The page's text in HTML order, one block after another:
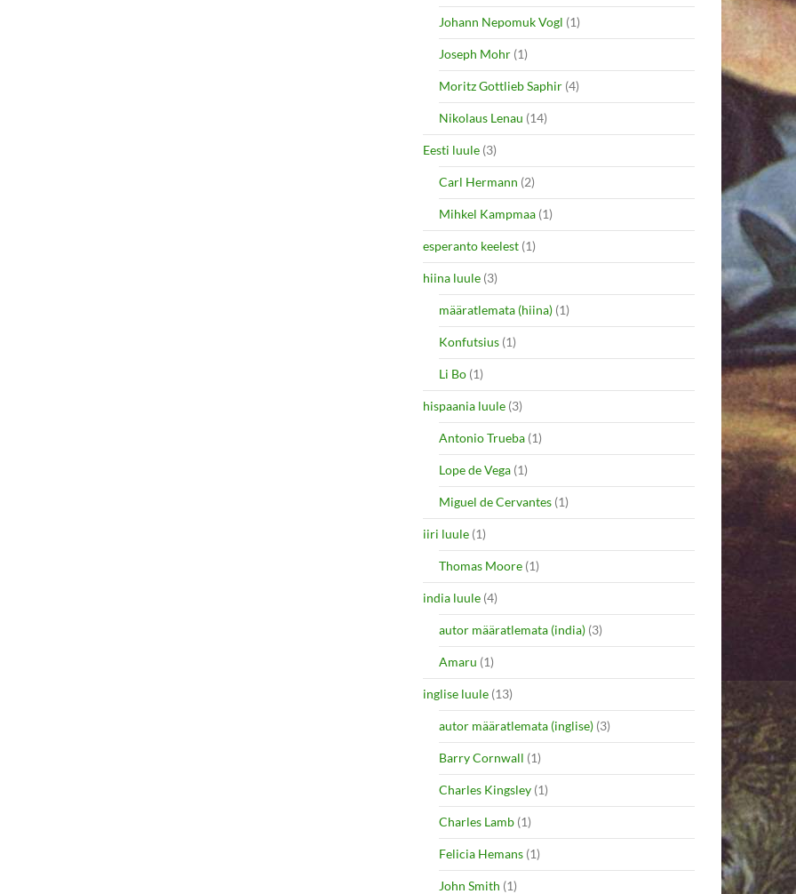
Johann Nepomuk Vogl (1)
Joseph Mohr (1)
Moritz Gottlieb Saphir (4)
Nikolaus Lenau (14)
Eesti luule (3)
Carl Hermann (2)
Mihkel Kampmaa (1)
esperanto keelest (1)
hiina luule (3)
määratlemata (hiina) (1)
Konfutsius (1)
Li Bo (1)
hispaania luule (3)
Antonio Trueba (1)
Lope de Vega (1)
Miguel de Cervantes (1)
iiri luule (1)
Thomas Moore (1)
india luule (4)
autor määratlemata (india) (3)
Amaru (1)
inglise luule (13)
autor määratlemata (inglise) (3)
Barry Cornwall (1)
Charles Kingsley (1)
Charles Lamb (1)
Felicia Hemans (1)
John Smith (1)